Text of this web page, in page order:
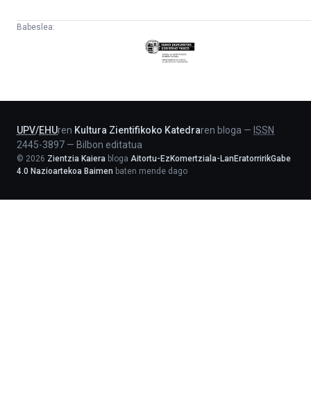
Babeslea:
Eusko
Jaurlaritza
UPV/EHUren Kultura Zientifikoko Katedraren bloga — ISSN
2445-3897 — Bilbon editatua
© 2026 Zientzia Kaiera bloga Aitortu-EzKomertziala-LanEratorririkGabe
4.0 Nazioartekoa Baimen baten mende dago